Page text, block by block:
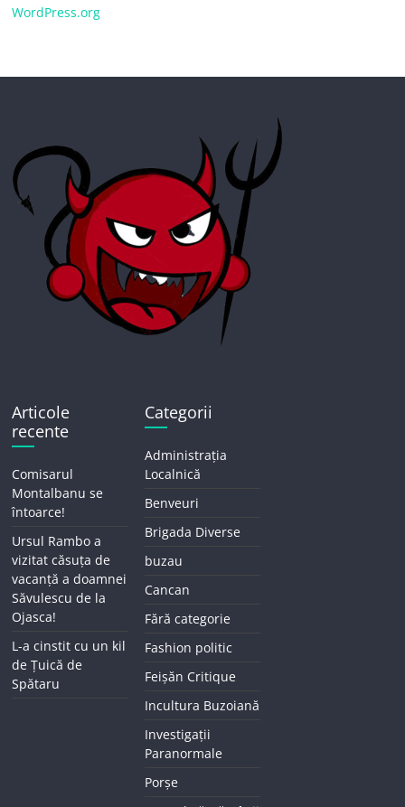
WordPress.org
Articole
recente
Comisarul
Montalbanu se
întoarce!
Ursul Rambo a
vizitat căsuța de
vacanță a doamnei
Săvulescu de la
Ojasca!
L-a cinstit cu un kil
de Țuică de
Spătaru
Categorii
Administrația
Localnică
Benveuri
Brigada Diverse
buzau
Cancan
Fără categorie
Fashion politic
Feișăn Critique
Incultura Buzoiană
Investigații
Paranormale
Porșe